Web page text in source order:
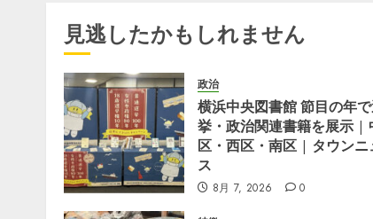
見逃したかもしれません
政治
横浜中央図書館 節目の年
挙・政治関連書籍を展示 |
区・西区・南区 | タウンニ
ス
8月 7, 2026 0